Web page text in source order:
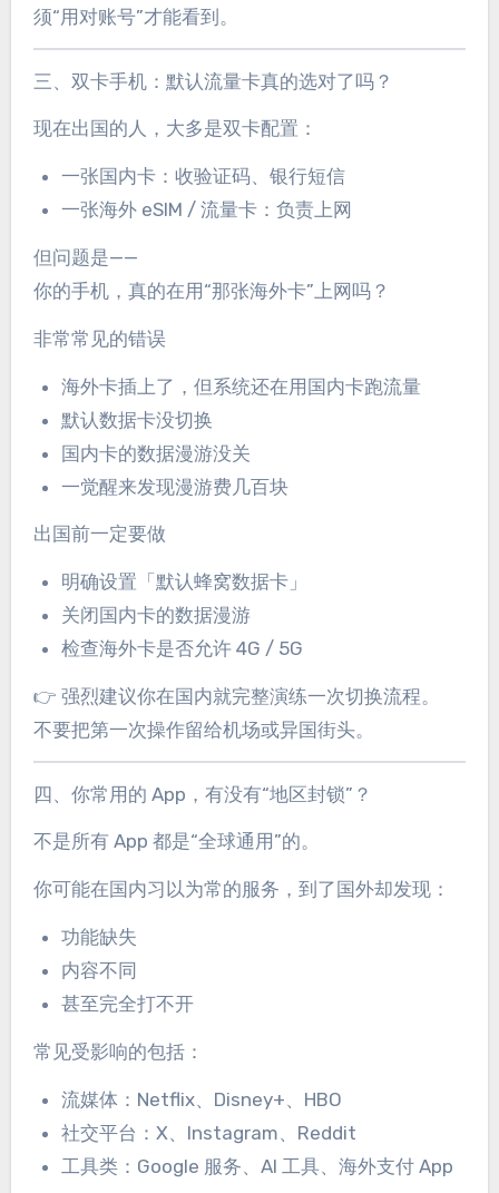
须“用对账号”才能看到。
三、双卡手机：默认流量卡真的选对了吗？
现在出国的人，大多是双卡配置：
一张国内卡：收验证码、银行短信
一张海外 eSIM / 流量卡：负责上网
但问题是——
你的手机，真的在用“那张海外卡”上网吗？
非常常见的错误
海外卡插上了，但系统还在用国内卡跑流量
默认数据卡没切换
国内卡的数据漫游没关
一觉醒来发现漫游费几百块
出国前一定要做
明确设置「默认蜂窝数据卡」
关闭国内卡的数据漫游
检查海外卡是否允许 4G / 5G
👉 强烈建议你在国内就完整演练一次切换流程。
不要把第一次操作留给机场或异国街头。
四、你常用的 App，有没有“地区封锁”？
不是所有 App 都是“全球通用”的。
你可能在国内习以为常的服务，到了国外却发现：
功能缺失
内容不同
甚至完全打不开
常见受影响的包括：
流媒体：Netflix、Disney+、HBO
社交平台：X、Instagram、Reddit
工具类：Google 服务、AI 工具、海外支付 App